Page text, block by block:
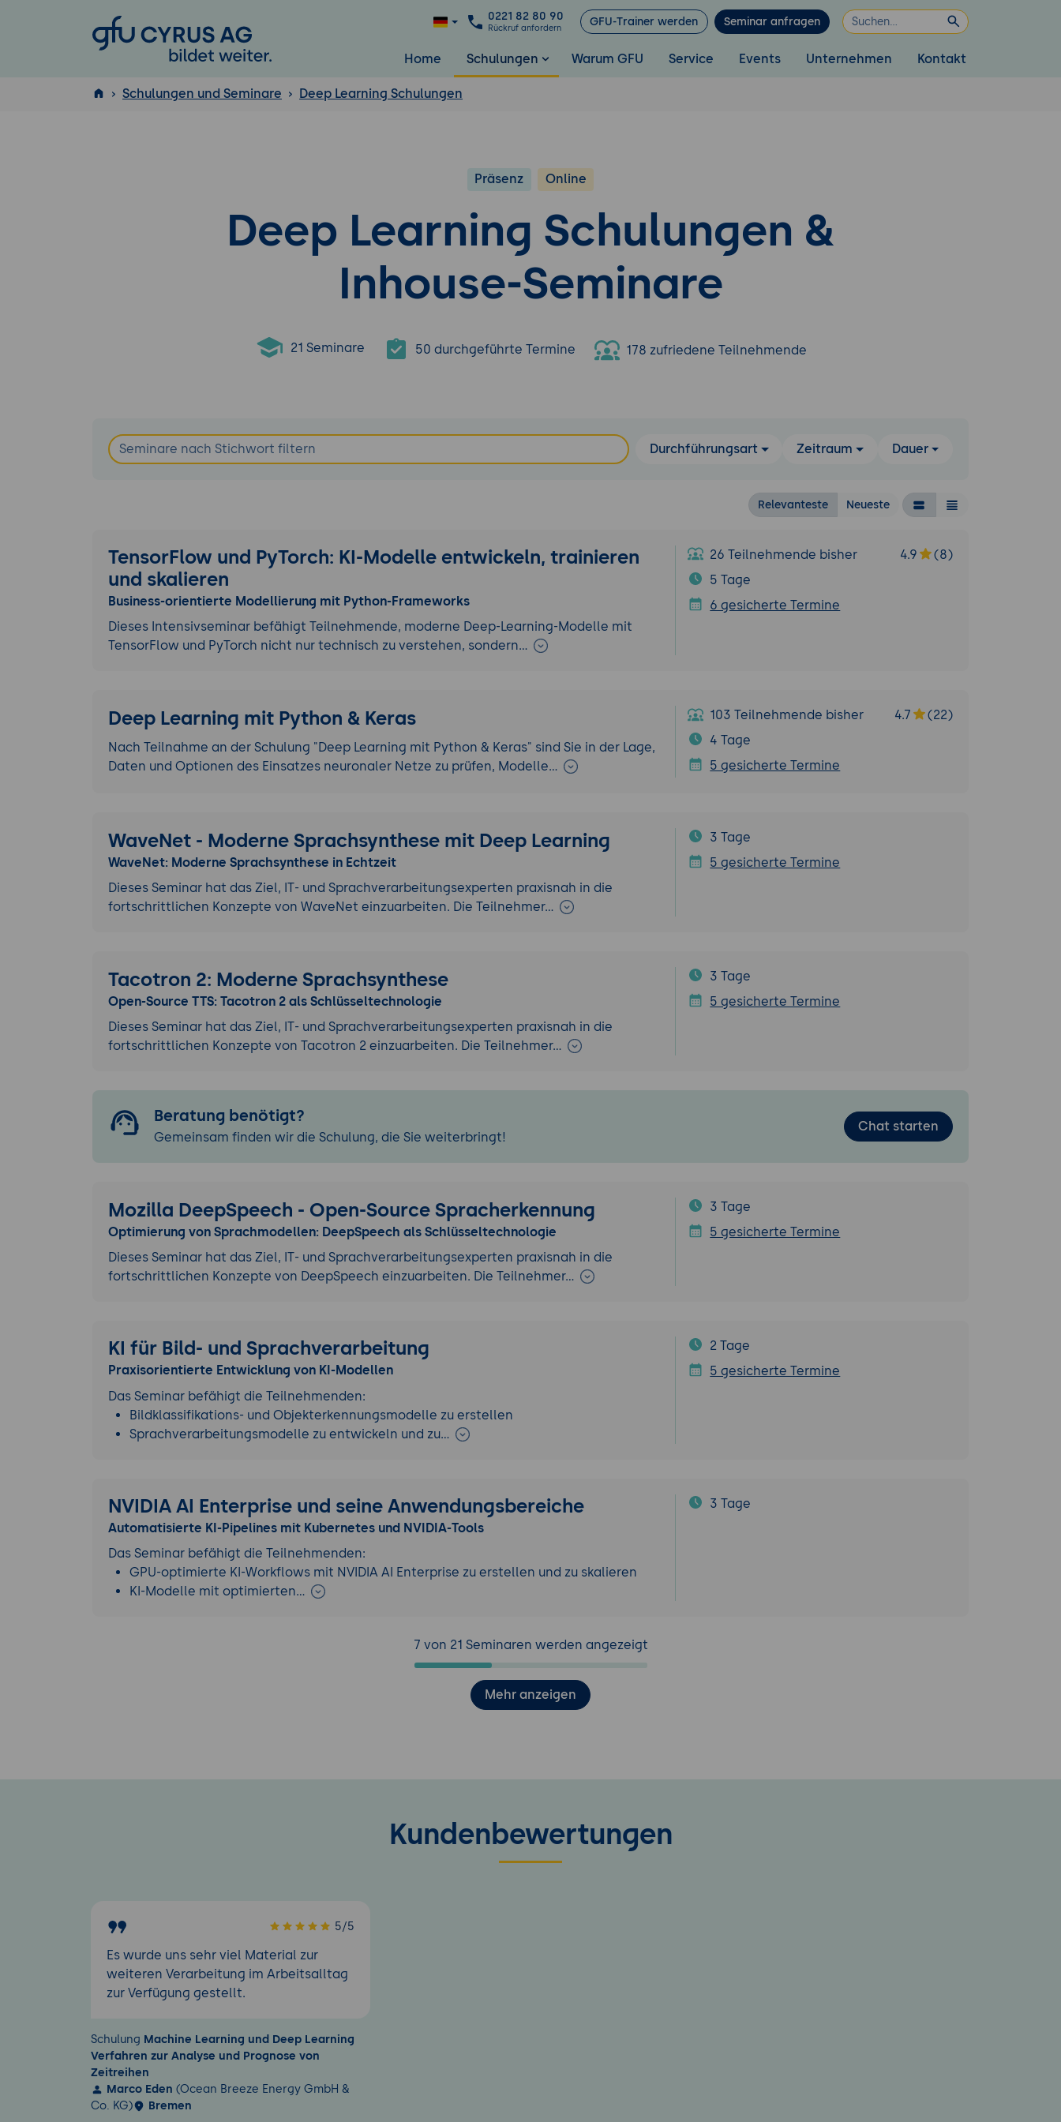
GFU Cyrus AG
0221 82 80 90
Rückruf anfordern GFU-Trainer werden Seminar anfragen
Home Schulungen Warum GFU Service Events Unternehmen Kontakt
Schulungen und Seminare Deep Learning Schulungen
Präsenz Online
Deep Learning Schulungen &
Inhouse-Seminare
21 Seminare 50 durchgeführte Termine 178 zufriedene Teilnehmende
Durchführungsart Zeitraum Dauer
Relevanteste Neueste
TensorFlow und PyTorch: KI-Modelle entwickeln, trainieren
und skalieren
Business-orientierte Modellierung mit Python-Frameworks
Dieses Intensivseminar befähigt Teilnehmende, moderne Deep-Learning-Modelle mit
TensorFlow und PyTorch nicht nur technisch zu verstehen, sondern…
26 Teilnehmende bisher 4.9
(8)
5 Tage
6 gesicherte Termine
Deep Learning mit Python & Keras
Nach Teilnahme an der Schulung "Deep Learning mit Python & Keras" sind Sie in der Lage,
Daten und Optionen des Einsatzes neuronaler Netze zu prüfen, Modelle…
103 Teilnehmende bisher 4.7
(22)
4 Tage
5 gesicherte Termine
WaveNet - Moderne Sprachsynthese mit Deep Learning
WaveNet: Moderne Sprachsynthese in Echtzeit
Dieses Seminar hat das Ziel, IT- und Sprachverarbeitungsexperten praxisnah in die
fortschrittlichen Konzepte von WaveNet einzuarbeiten. Die Teilnehmer…
3 Tage
5 gesicherte Termine
Tacotron 2: Moderne Sprachsynthese
Open-Source TTS: Tacotron 2 als Schlüsseltechnologie
Dieses Seminar hat das Ziel, IT- und Sprachverarbeitungsexperten praxisnah in die
fortschrittlichen Konzepte von Tacotron 2 einzuarbeiten. Die Teilnehmer…
3 Tage
5 gesicherte Termine
Beratung benötigt?
Gemeinsam finden wir die Schulung, die Sie weiterbringt!
Chat starten
Mozilla DeepSpeech - Open-Source Spracherkennung
Optimierung von Sprachmodellen: DeepSpeech als Schlüsseltechnologie
Dieses Seminar hat das Ziel, IT- und Sprachverarbeitungsexperten praxisnah in die
fortschrittlichen Konzepte von DeepSpeech einzuarbeiten. Die Teilnehmer…
3 Tage
5 gesicherte Termine
KI für Bild- und Sprachverarbeitung
Praxisorientierte Entwicklung von KI-Modellen
Das Seminar befähigt die Teilnehmenden:
Bildklassifikations- und Objekterkennungsmodelle zu erstellen
Sprachverarbeitungsmodelle zu entwickeln und zu…
2 Tage
5 gesicherte Termine
NVIDIA AI Enterprise und seine Anwendungsbereiche
Automatisierte KI-Pipelines mit Kubernetes und NVIDIA-Tools
Das Seminar befähigt die Teilnehmenden:
GPU-optimierte KI-Workflows mit NVIDIA AI Enterprise zu erstellen und zu skalieren
KI-Modelle mit optimierten…
3 Tage
7 von 21 Seminaren werden angezeigt
Mehr anzeigen
Kundenbewertungen
5/5
Es wurde uns sehr viel Material zur
weiteren Verarbeitung im Arbeitsalltag
zur Verfügung gestellt.
Schulung Machine Learning und Deep Learning
Verfahren zur Analyse und Prognose von
Zeitreihen
Marco Eden (Ocean Breeze Energy GmbH &
Co. KG)
Bremen